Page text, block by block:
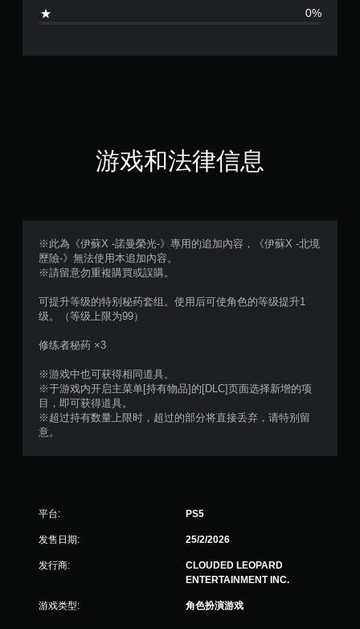
（
，
个
）
0%
游戏和法律信息
※此為《伊蘇X -諾曼榮光-》專用的追加內容，《伊蘇X -北境
歷險-》無法使用本追加內容。
※請留意勿重複購買或誤購。
可提升等级的特别秘药套组。使用后可使角色的等级提升1
级。（等级上限为99）
修练者秘药 ×3
※游戏中也可获得相同道具。
※于游戏内开启主菜单[持有物品]的[DLC]页面选择新增的项
目，即可获得道具。
※超过持有数量上限时，超过的部分将直接丢弃，请特别留
意。
平台: PS5
发售日期: 25/2/2026
发行商:
CLOUDED LEOPARD
ENTERTAINMENT INC.
游戏类型: 角色扮演游戏